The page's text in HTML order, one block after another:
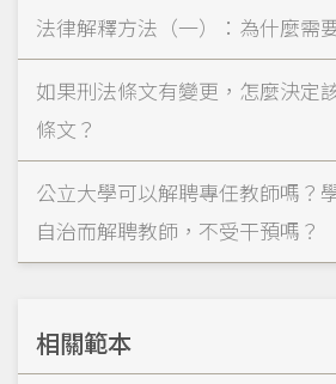
法律解釋方法（一）：為什麼需
如果刑法條文有變更，怎麼決定
條文？
公立大學可以解聘專任教師嗎？
自治而解聘教師，不受干預嗎？
相關範本